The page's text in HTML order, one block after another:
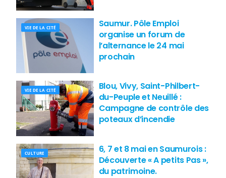
VIE DE LA CITÉ
Saumur. Pôle Emploi
organise un forum de
l’alternance le 24 mai
prochain
VIE DE LA CITÉ
Blou, Vivy, Saint-Philbert-
du-Peuple et Neuillé :
Campagne de contrôle des
poteaux d’incendie
CULTURE
6, 7 et 8 mai en Saumurois :
Découverte « A petits Pas »,
du patrimoine.